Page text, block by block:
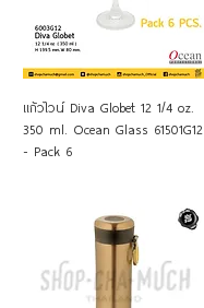
ดูข้อมูลด่วน
แก้วไวน์ Diva Globet 12 1/4 oz.
350 ml. Ocean Glass 61501G12
- Pack 6